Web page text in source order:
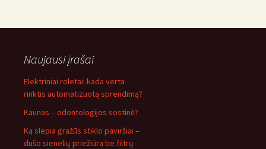
Naujausi įrašai
Elektriniai roletai: kada verta
rinktis automatizuotą sprendimą?
Kaunas – odontologijos sostinė?
Ką slepia gražūs stiklo paviršiai –
dušo sienelių priežiūra be filtrų